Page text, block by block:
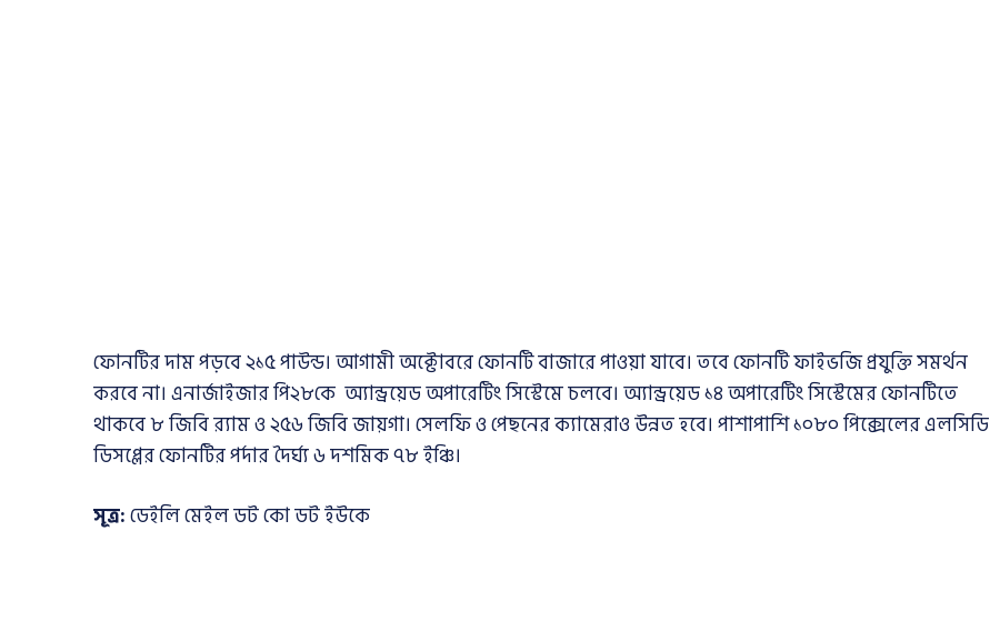
ফোনটির দাম পড়বে ২১৫ পাউন্ড। আগামী অক্টোবরে ফোনটি বাজারে পাওয়া যাবে। তবে ফোনটি ফাইভজি প্রযুক্তি সমর্থন
করবে না। এনার্জাইজার পি২৮কে অ্যান্ড্রয়েড অপারেটিং সিস্টেমে চলবে। অ্যান্ড্রয়েড ১৪ অপারেটিং সিস্টেমের ফোনটিতে
থাকবে ৮ জিবি র‌্যাম ও ২৫৬ জিবি জায়গা। সেলফি ও পেছনের ক্যামেরাও উন্নত হবে। পাশাপাশি ১০৮০ পিক্সেলের এলসিডি
ডিসপ্লের ফোনটির পর্দার দৈর্ঘ্য ৬ দশমিক ৭৮ ইঞ্চি।
সূত্র:ডেইলি মেইল ডট কো ডট ইউকে